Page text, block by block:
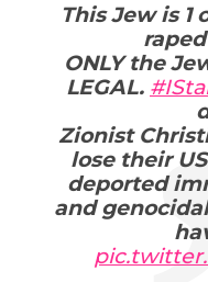
This Jew is 1
ONLY the
LEGAL.
Zionist
lose their
deported
and